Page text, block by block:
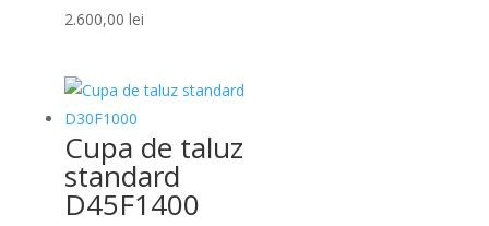
2.600,00 lei
Cupa de taluz
standard
D45F1400